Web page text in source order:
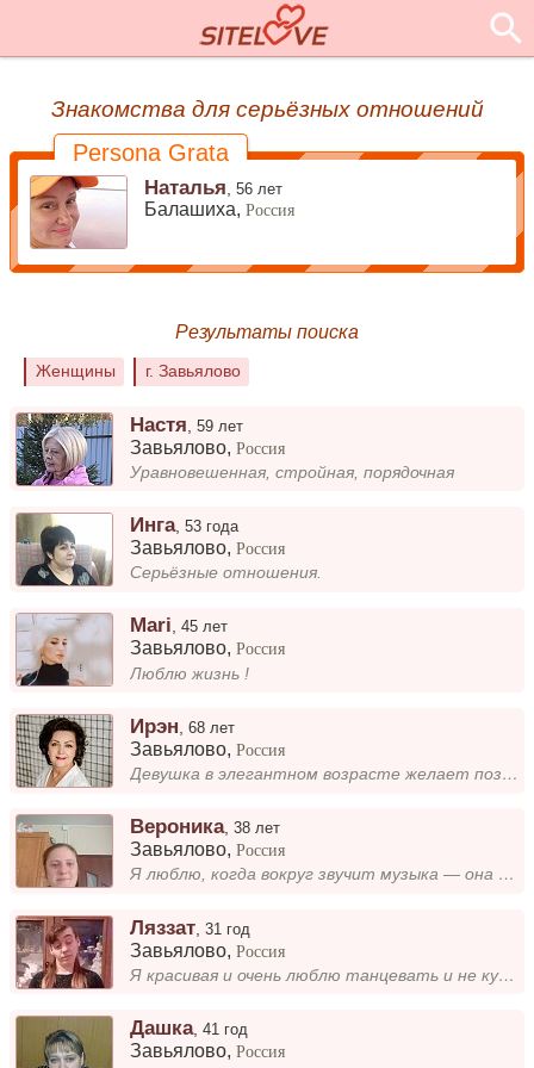
Знакомства для серьёзных отношений
Persona Grata
Наталья ,56 лет
Балашиха,Россия
Результаты поиска
Женщины г. Завьялово
Настя ,59 лет
Завьялово,Россия
Уравновешенная, стройная, порядочная
Инга,53 года
Завьялово,Россия
Серьёзные отношения.
Mari,45 лет
Завьялово,Россия
Люблю жизнь !
Ирэн ,68 лет
Завьялово,Россия
Девушка в элегантном возрасте желает познакомиться с достойным мужчиной для дружбы и, возможно для создания семьи...
Вероника,38 лет
Завьялово,Россия
Я люблю, когда вокруг звучит музыка — она вдохновляет и поднимает настроение. В свободное время много читаю, особенно фа...
Ляззат ,31 год
Завьялово,Россия
Я красивая и очень люблю танцевать и не куру но иногда я выпиваю
Дашка,41 год
Завьялово,Россия